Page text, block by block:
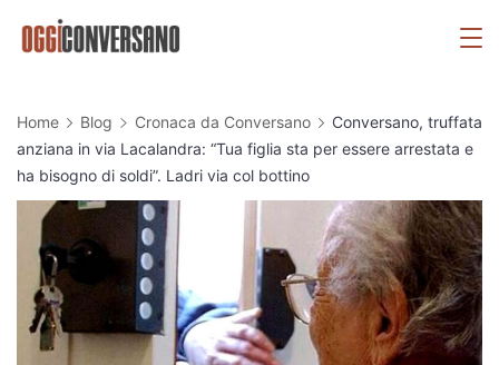
Home Blog Cronaca da Conversano
Conversano, truffata
anziana in via Lacalandra: “Tua figlia sta per essere arrestata e
ha bisogno di soldi”. Ladri via col bottino